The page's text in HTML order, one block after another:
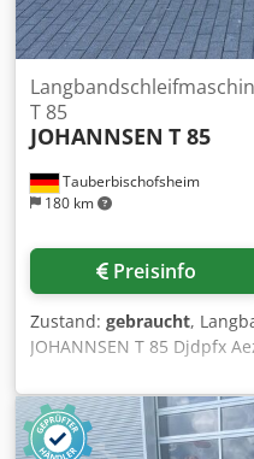
Tauberbischofsheim
180 km
T 85
JOHANNSEN T 85
Preisinfo
Zustand: gebraucht,
JOHANNSEN T 85 Djdpfx